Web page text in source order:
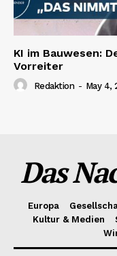
KI im Bauwesen:
Vorreiter
Redaktion - May 4,
Das
Europa
Kultur & Medien